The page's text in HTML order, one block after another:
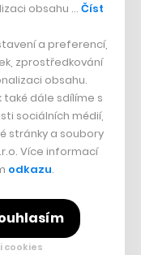
spustila
války.
snímky
obsahu … Číst
a preferencí,
zprostředkování
obsahu.
dále sdílíme s
sociálních médií,
stránky a soubory
Více informací
odkazu.
cookies